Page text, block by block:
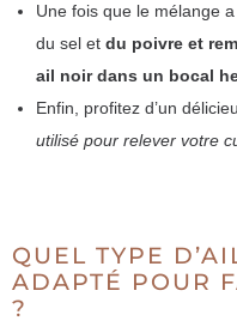
Une fois que le mélange
du sel et du poivre et
ail noir dans un bocal
Enfin, profitez d’un
utilisé pour relever votre
QUEL TYPE
ADAPTÉ POUR
?